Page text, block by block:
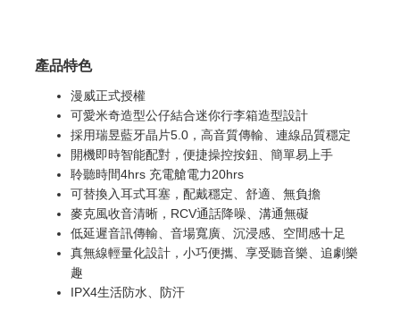
產品特色
漫威正式授權
可愛米奇造型公仔結合迷你行李箱造型設計
採用瑞昱藍牙晶片5.0，高音質傳輸、連線品質穩定
開機即時智能配對，便捷操控按鈕、簡單易上手
聆聽時間4hrs 充電艙電力20hrs
可替換入耳式耳塞，配戴穩定、舒適、無負擔
麥克風收音清晰，RCV通話降噪、溝通無礙
低延遲音訊傳輸、音場寬廣、沉浸感、空間感十足
真無線輕量化設計，小巧便攜、享受聽音樂、追劇樂
趣
IPX4生活防水、防汗